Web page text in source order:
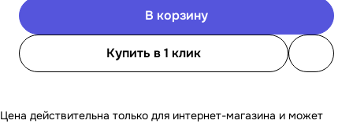
В корзину
Купить в 1 клик
Цена действительна только для интернет-магазина и может